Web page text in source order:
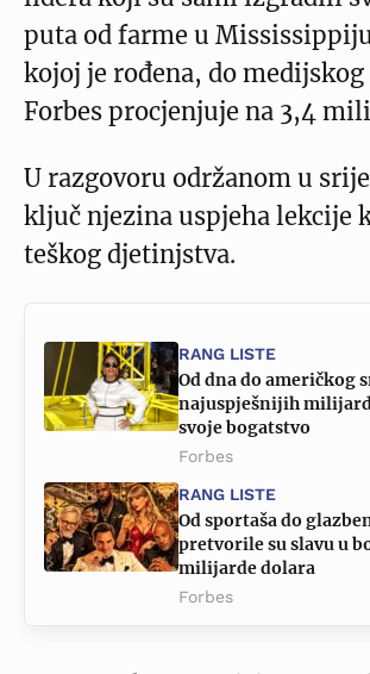
puta od farme u
kojoj je rođena, do
Forbes procjenjuje na 3,4
U razgovoru održanom u
ključ njezina uspjeha lekcije
teškog djetinjstva.
RANG LISTE
Od dna do američkog
najuspješnijih
svoje bogatstvo
Forbes
RANG LISTE
Od sportaša do
pretvorile su slavu u
milijarde dolara
Forbes